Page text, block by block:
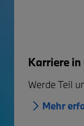
Karriere
Werde Teil
Mehr